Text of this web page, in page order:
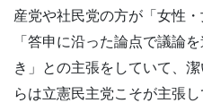
産党や社民党の方が「女性
「答申に沿った論点で議論
き」との主張をしていて、
らは立憲民主党こそが主張